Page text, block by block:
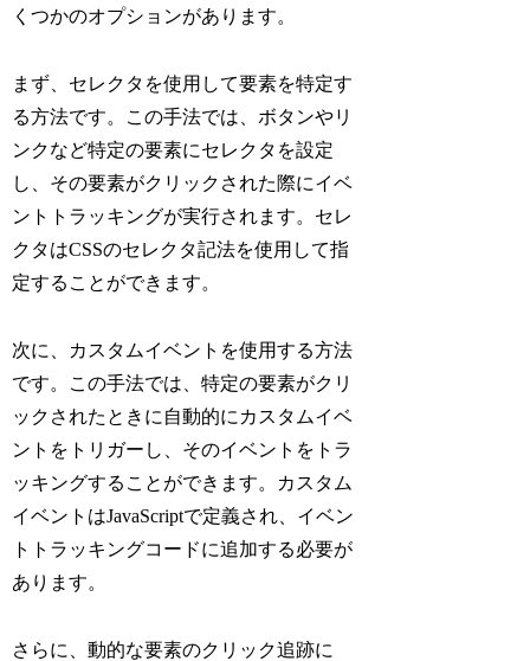
くつかのオプションがあります。
まず、セレクタを使用して要素を特定す
る方法です。この手法では、ボタンやリ
ンクなど特定の要素にセレクタを設定
し、その要素がクリックされた際にイベ
ントトラッキングが実行されます。セレ
クタはCSSのセレクタ記法を使用して指
定することができます。
次に、カスタムイベントを使用する方法
です。この手法では、特定の要素がクリ
ックされたときに自動的にカスタムイベ
ントをトリガーし、そのイベントをトラ
ッキングすることができます。カスタム
イベントはJavaScriptで定義され、イベン
トトラッキングコードに追加する必要が
あります。
さらに、動的な要素のクリック追跡に